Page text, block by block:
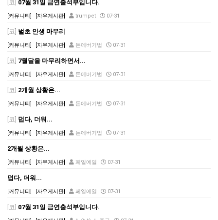
[코] 07월 31일 금연출석부입니다.
[커뮤니티] [자유게시판] trumpet 07-31
[코] 벌초 인생 마무리
[커뮤니티] [자유게시판] 돈에버기법 07-31
[코] 7월달을 마무리하면서...
[커뮤니티] [자유게시판] 돈에버기법 07-31
[코] 2개월 상황은...
[커뮤니티] [자유게시판] 돈에버기법 07-31
[코] 덥다, 더워...
[커뮤니티] [자유게시판] 돈에버기법 07-31
2개월 상황은...
[커뮤니티] [자유게시판] 페일에일 07-31
덥다, 더워...
[커뮤니티] [자유게시판] 페일에일 07-31
[코] 07월 31일 금연출석부입니다.